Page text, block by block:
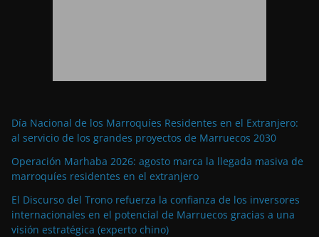
Día Nacional de los Marroquíes Residentes en el Extranjero:
al servicio de los grandes proyectos de Marruecos 2030
Operación Marhaba 2026: agosto marca la llegada masiva de
marroquíes residentes en el extranjero
El Discurso del Trono refuerza la confianza de los inversores
internacionales en el potencial de Marruecos gracias a una
visión estratégica (experto chino)